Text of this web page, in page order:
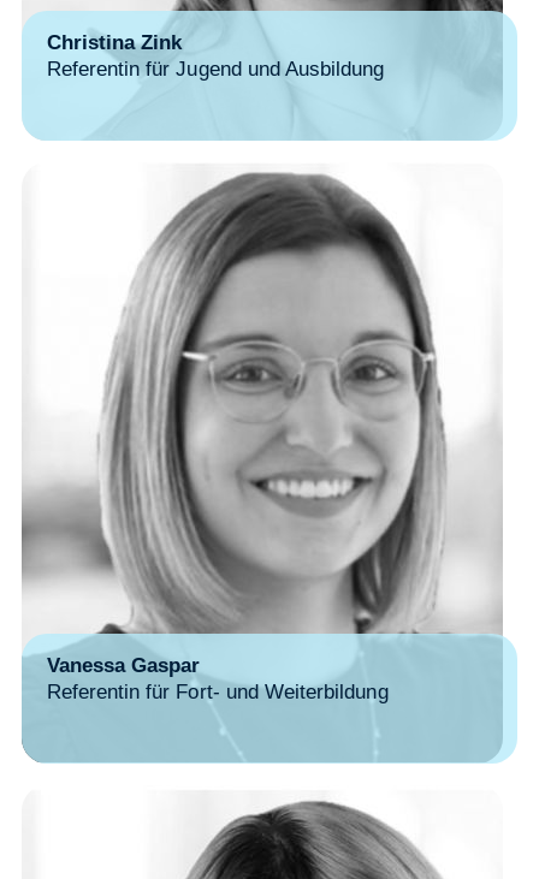
Christina Zink
Referentin für Jugend und Ausbildung
Vanessa Gaspar
Referentin für Fort- und Weiterbildung